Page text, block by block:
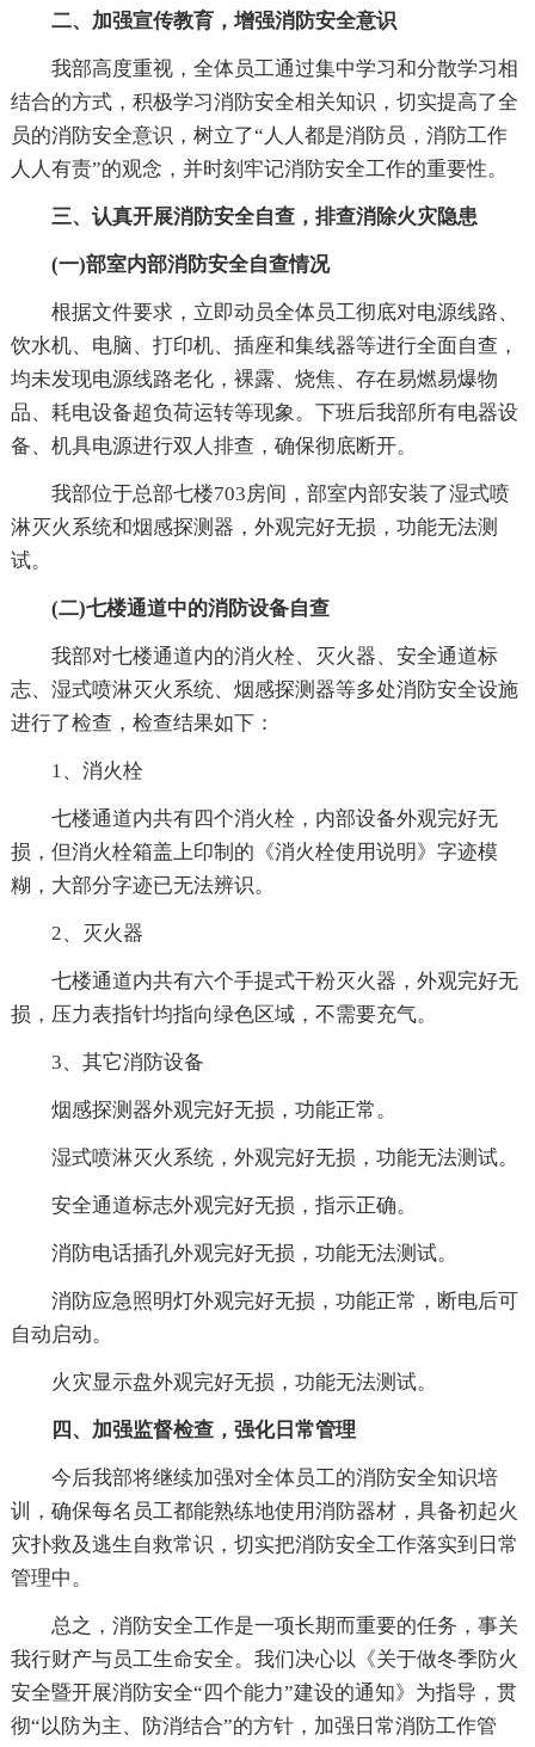
二、加强宣传教育，增强消防安全意识
我部高度重视，全体员工通过集中学习和分散学习相
结合的方式，积极学习消防安全相关知识，切实提高了全
员的消防安全意识，树立了“人人都是消防员，消防工作
人人有责”的观念，并时刻牢记消防安全工作的重要性。
三、认真开展消防安全自查，排查消除火灾隐患
(一)部室内部消防安全自查情况
根据文件要求，立即动员全体员工彻底对电源线路、
饮水机、电脑、打印机、插座和集线器等进行全面自查，
均未发现电源线路老化，裸露、烧焦、存在易燃易爆物
品、耗电设备超负荷运转等现象。下班后我部所有电器设
备、机具电源进行双人排查，确保彻底断开。
我部位于总部七楼703房间，部室内部安装了湿式喷
淋灭火系统和烟感探测器，外观完好无损，功能无法测
试。
(二)七楼通道中的消防设备自查
我部对七楼通道内的消火栓、灭火器、安全通道标
志、湿式喷淋灭火系统、烟感探测器等多处消防安全设施
进行了检查，检查结果如下：
1、消火栓
七楼通道内共有四个消火栓，内部设备外观完好无
损，但消火栓箱盖上印制的《消火栓使用说明》字迹模
糊，大部分字迹已无法辨识。
2、灭火器
七楼通道内共有六个手提式干粉灭火器，外观完好无
损，压力表指针均指向绿色区域，不需要充气。
3、其它消防设备
烟感探测器外观完好无损，功能正常。
湿式喷淋灭火系统，外观完好无损，功能无法测试。
安全通道标志外观完好无损，指示正确。
消防电话插孔外观完好无损，功能无法测试。
消防应急照明灯外观完好无损，功能正常，断电后可
自动启动。
火灾显示盘外观完好无损，功能无法测试。
四、加强监督检查，强化日常管理
今后我部将继续加强对全体员工的消防安全知识培
训，确保每名员工都能熟练地使用消防器材，具备初起火
灾扑救及逃生自救常识，切实把消防安全工作落实到日常
管理中。
总之，消防安全工作是一项长期而重要的任务，事关
我行财产与员工生命安全。我们决心以《关于做冬季防火
安全暨开展消防安全“四个能力”建设的通知》为指导，贯
彻“以防为主、防消结合”的方针，加强日常消防工作管